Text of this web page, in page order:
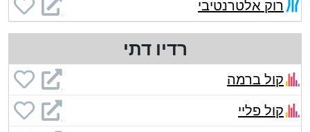
רוק אלטרנטיבי
רדיו דתי
קול ברמה
קול פליי